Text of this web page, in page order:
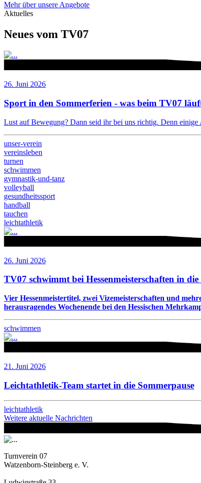
Mehr über unsere Angebote
Aktuelles
Neues vom TV07
26. Juni 2026
Sport in den Sommerferien - was beim TV07
Lust auf Bewegung? Dann seid ihr bei uns richtig. Denn
unser-verein
vereinsleben
turnen
schwimmen
gymnastik-und-tanz
volleyball
gesundheitssport
handball
tauchen
leichtathletik
26. Juni 2026
TV07 schwimmt bei Hessenmeisterschaften in
Vier Hessenmeistertitel, zwei Vizemeisterschaften und
herausragendes Wochenende bei den Hessischen
schwimmen
21. Juni 2026
Leichtathletik-Team startet in die Sommerpause
leichtathletik
Weitere aktuelle Nachrichten
Turnverein 07
Watzenborn-Steinberg e. V.